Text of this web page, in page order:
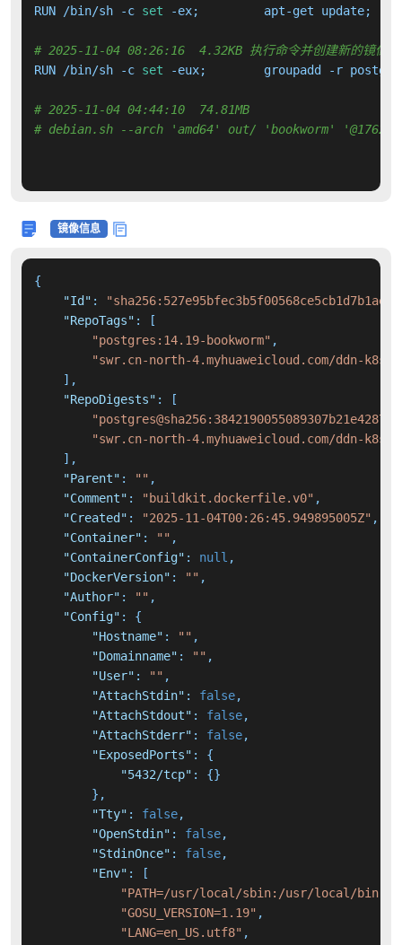
RUN /bin/sh -c set
# 2025-11-04 08:26:16  4.32KB 执行命令并创建新的镜像层
RUN /bin/sh -c set
# 2025-11-04 04:44:10  74.81MB
# debian.sh --arch 'amd64' out/ 'bookworm'
镜像信息
{
"Id" :
"RepoTags" :
[
"postgres:14.19-bookworm" ,
"swr.cn-north-4.myhuaweicloud.com/ddn-
] ,
"RepoDigests" :
[
"swr.cn-north-4.myhuaweicloud.com/ddn-k8s/
] ,
"Parent" : "" ,
"Comment" : "buildkit.dockerfile.v0" ,
"Created" : "2025-11-04T00:26:45.949895005Z" ,
"Container" : "" ,
"ContainerConfig" : null ,
"DockerVersion" : "" ,
"Author" : "" ,
"Config" :
{
"Hostname" : "" ,
"Domainname" : "" ,
"User" : "" ,
"AttachStdin" : false,
"AttachStdout" : false,
"AttachStderr" : false,
"ExposedPorts" :
{
"5432/tcp" : {}
} ,
"Tty" : false,
"OpenStdin" : false,
"StdinOnce" : false,
"Env" :
[
"PATH=/usr/local/sbin:/usr/local/
"GOSU_VERSION=1.19" ,
"LANG=en_US.utf8" ,